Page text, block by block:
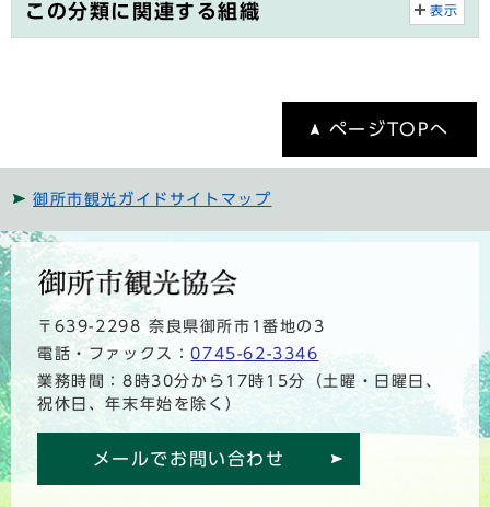
この分類に関連する組織 表示
ページTOPへ
御所市観光ガイドサイトマップ
〒639-2298 奈良県御所市1番地の3
電話・ファックス：0745-62-3346
業務時間：8時30分から17時15分（土曜・日曜日、
祝休日、年末年始を除く）
メールでお問い合わせ